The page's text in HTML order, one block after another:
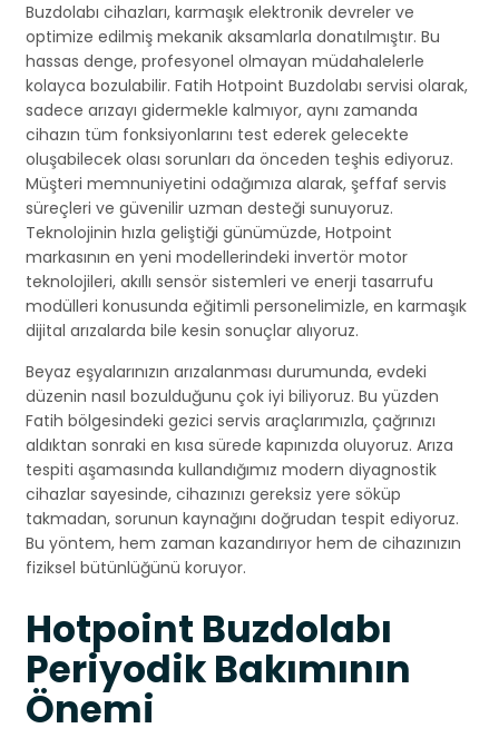
Buzdolabı cihazları, karmaşık elektronik devreler ve
optimize edilmiş mekanik aksamlarla donatılmıştır. Bu
hassas denge, profesyonel olmayan müdahalelerle
kolayca bozulabilir. Fatih Hotpoint Buzdolabı servisi olarak,
sadece arızayı gidermekle kalmıyor, aynı zamanda
cihazın tüm fonksiyonlarını test ederek gelecekte
oluşabilecek olası sorunları da önceden teşhis ediyoruz.
Müşteri memnuniyetini odağımıza alarak, şeffaf servis
süreçleri ve güvenilir uzman desteği sunuyoruz.
Teknolojinin hızla geliştiği günümüzde, Hotpoint
markasının en yeni modellerindeki invertör motor
teknolojileri, akıllı sensör sistemleri ve enerji tasarrufu
modülleri konusunda eğitimli personelimizle, en karmaşık
dijital arızalarda bile kesin sonuçlar alıyoruz.
Beyaz eşyalarınızın arızalanması durumunda, evdeki
düzenin nasıl bozulduğunu çok iyi biliyoruz. Bu yüzden
Fatih bölgesindeki gezici servis araçlarımızla, çağrınızı
aldıktan sonraki en kısa sürede kapınızda oluyoruz. Arıza
tespiti aşamasında kullandığımız modern diyagnostik
cihazlar sayesinde, cihazınızı gereksiz yere söküp
takmadan, sorunun kaynağını doğrudan tespit ediyoruz.
Bu yöntem, hem zaman kazandırıyor hem de cihazınızın
fiziksel bütünlüğünü koruyor.
Hotpoint Buzdolabı
Periyodik Bakımının
Önemi